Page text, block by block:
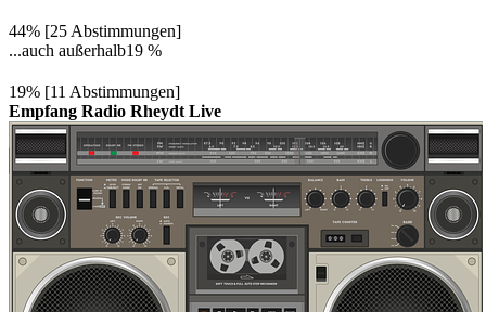
44% [25 Abstimmungen]
...auch außerhalb19 %
19% [11 Abstimmungen]
Empfang Radio Rheydt Live